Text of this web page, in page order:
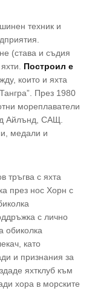
техник и
(става и съдия
Построил е
които и яхта
През 1980
мореплаватели
Айлънд, САЩ.
медали и
тръгва с яхта
през нос Хорн с
с лично
обиколка
като
и признания за
яхтклуб към
хора в морските